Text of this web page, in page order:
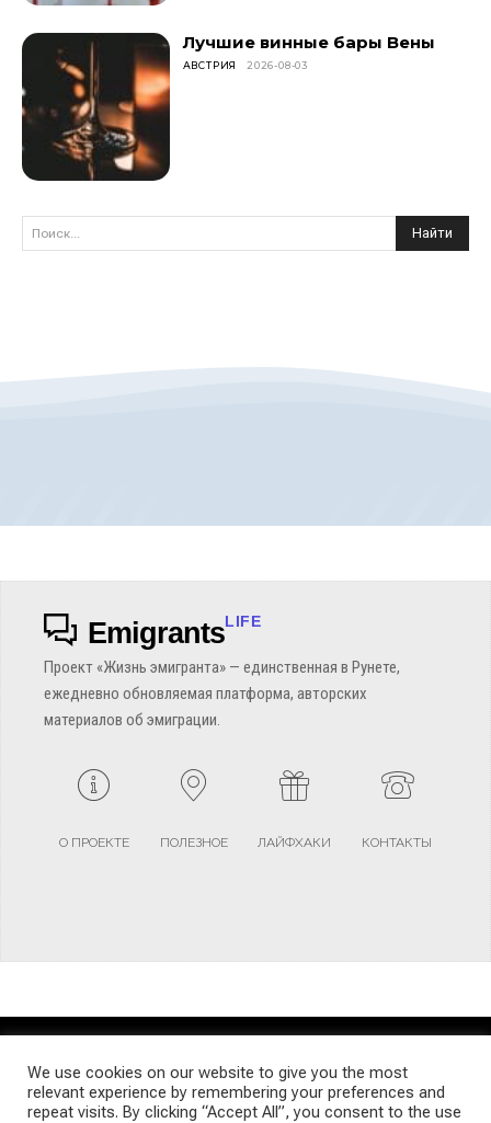
Лучшие винные бары Вены
АВСТРИЯ 2026-08-03
Поиск... Найти
EmigrantsLIFE
Проект «Жизнь эмигранта» — единственная в Рунете,
ежедневно обновляемая платформа, авторских
материалов об эмиграции.
О ПРОЕКТЕ ПОЛЕЗНОЕ ЛАЙФХАКИ КОНТАКТЫ
TERMS AND CONDITIONS PRIVACY POLICY SITEMAP
© Emigrants Life WordPress Theme by TagDiv
We use cookies on our website to give you the most
relevant experience by remembering your preferences and
repeat visits. By clicking “Accept All”, you consent to the use